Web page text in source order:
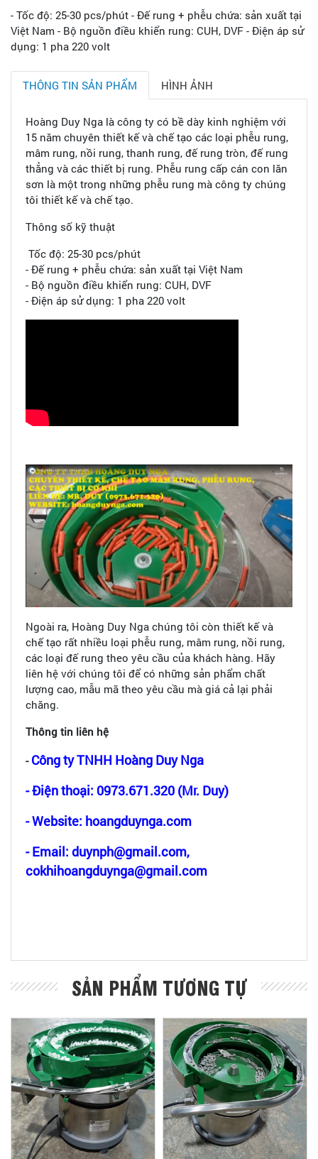
- Tốc độ: 25-30 pcs/phút - Đế rung + phễu chứa: sản xuất tại
Việt Nam - Bộ nguồn điều khiển rung: CUH, DVF - Điện áp sử
dụng: 1 pha 220 volt
THÔNG TIN SẢN PHẨM HÌNH ẢNH
Hoàng Duy Nga là công ty có bề dày kinh nghiệm với
15 năm chuyên thiết kế và chế tạo các loại phễu rung,
mâm rung, nồi rung, thanh rung, đế rung tròn, đế rung
thẳng và các thiết bị rung. Phễu rung cấp cán con lăn
sơn là một trong những phễu rung mà công ty chúng
tôi thiết kế và chế tạo.
Thông số kỹ thuật
Tốc độ: 25-30 pcs/phút
- Đế rung + phễu chứa: sản xuất tại Việt Nam
- Bộ nguồn điều khiển rung: CUH, DVF
- Điện áp sử dụng: 1 pha 220 volt
Ngoài ra, Hoàng Duy Nga chúng tôi còn thiết kế và
chế tạo rất nhiều loại phễu rung, mâm rung, nồi rung,
các loại đế rung theo yêu cầu của khách hàng. Hãy
liên hệ với chúng tôi để có những sản phẩm chất
lượng cao, mẫu mã theo yêu cầu mà giá cả lại phải
chăng.
Thông tin liên hệ
-Công ty TNHH Hoàng Duy Nga
- Điện thoại: 0973.671.320 (Mr. Duy)
- Website: hoangduynga.com
- Email: duynph@gmail.com,
cokhihoangduynga@gmail.com
SẢN PHẨM TƯƠNG TỰ